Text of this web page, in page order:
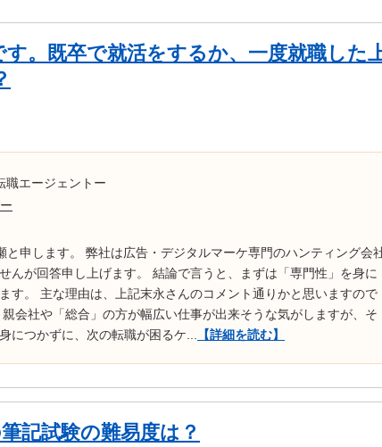
す。既卒で就活をするか、一度就職した
職エージェントー
申します。 弊社は広告・デジタルマーケ専門のハンティング会
んが回答申し上げます。 結論で言うと、まずは「専門性」を身に
す。 主な理由は、上記末永さんのコメント通りかと思いますので
会社や「総合」の方が幅広い仕事が出来そうな気がしますが、そ
につかずに、次の転職が困るケ...
【詳細を読む】
記試験の難易度は？